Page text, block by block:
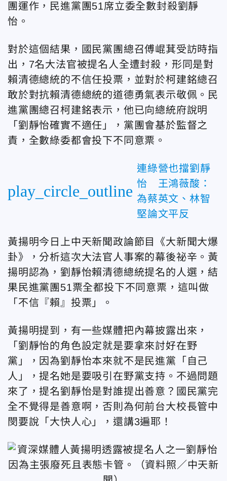
團運作，民進黨團51席立委全數封殺劉靜
怡。
對於這個結果，國民黨團總召傅崐萁受訪時指
出，7名大法官被提名人全遭封殺，形同是對
賴清德總統的不信任投票，並對於柯建銘總召
敢於對抗賴清德總統的道德勇氣表示敬佩。民
進黨團總召柯建銘表示，他已向總統府說明
「劉靜怡確實不適任」，黨團會基於監督之
責，全數綠委都會投下不同意票。
play_circle_outline
連綠營也擋劉靜
怡 王鴻薇酸：
為蔡英文、林智
堅論文平反
黃揚明今日上中天新聞政論節目《大新聞大爆
卦》，分析這次大法官人事案的幕後祕辛。黃
揚明認為，劉靜怡賴清德總統提名的人選，結
果民進黨團51票全都投下不同意票，這叫做
「不信『賴』投票」。
黃揚明提到，有一些媒體把內幕披露出來，
「劉靜怡的角色設定就是要拿來討好在野
黨」，因為劉靜怡本來就不是民進黨「自己
人」，提名她是要吸引在野黨支持。不過問題
來了，提名劉靜怡是對誰提出善意？國民黨完
全不覺得是善意啊，否則為何前台大校長管中
閔要說「大快人心」，還講3遍耶！